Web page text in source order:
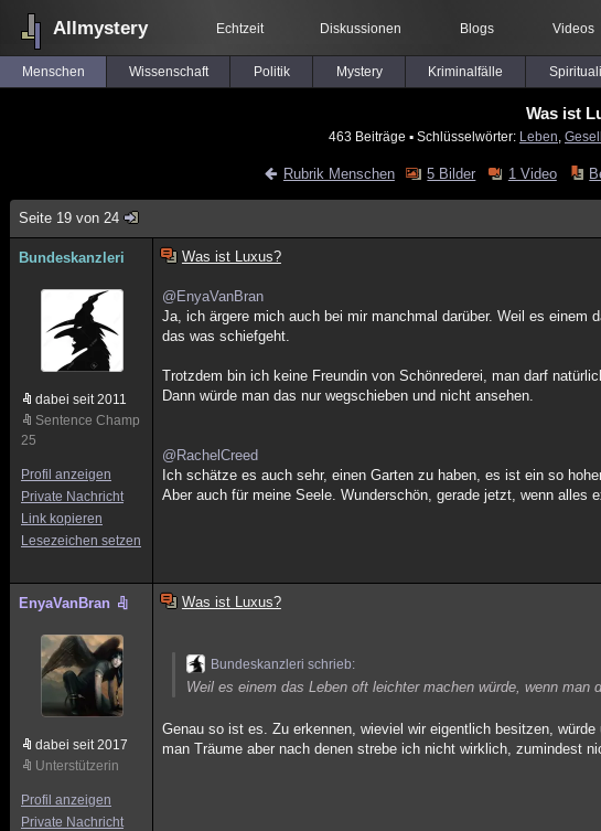
Allmystery Echtzeit Diskussionen Blogs Videos
Menschen Wissenschaft Politik Mystery Kriminalfälle
Was ist
463 Beiträge ▪ Schlüsselwörter: Leben
Rubrik Menschen 5 Bilder 1 Video
Seite 19 von 24
Bundeskanzleri
dabei seit 2011
Sentence Champ
25
Profil anzeigen
Private Nachricht
Link kopieren
Lesezeichen setzen
Was ist Luxus?
@EnyaVanBran
Ja, ich ärgere mich auch bei mir manchmal darüber. Weil es
das was schiefgeht.
Trotzdem bin ich keine Freundin von Schönrederei, man darf
Dann würde man das nur wegschieben und nicht ansehen.
@RachelCreed
Ich schätze es auch sehr, einen Garten zu haben, es ist ein so
Aber auch für meine Seele. Wunderschön, gerade jetzt, wenn alles
EnyaVanBran
dabei seit 2017
Unterstützerin
Profil anzeigen
Private Nachricht
Was ist Luxus?
Bundeskanzleri schrieb:
Weil es einem das Leben oft leichter machen würde, wenn
Genau so ist es. Zu erkennen, wieviel wir eigentlich besitzen,
man Träume aber nach denen strebe ich nicht wirklich, zumindest